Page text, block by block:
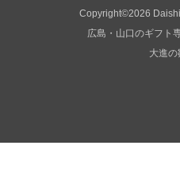
Copyright©2026
広島・山口のギフト
大進